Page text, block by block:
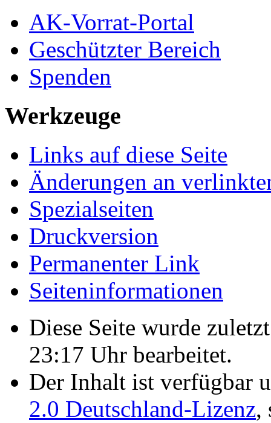
AK-Vorrat-Portal
Geschützter Bereich
Spenden
Werkzeuge
Links auf diese Seite
Änderungen an
Spezialseiten
Druckversion
Permanenter Link
Seiten­­informationen
Diese Seite wurde
23:17 Uhr bearbeitet.
Der Inhalt ist verfügbar
2.0 Deutschland-Lizenz,